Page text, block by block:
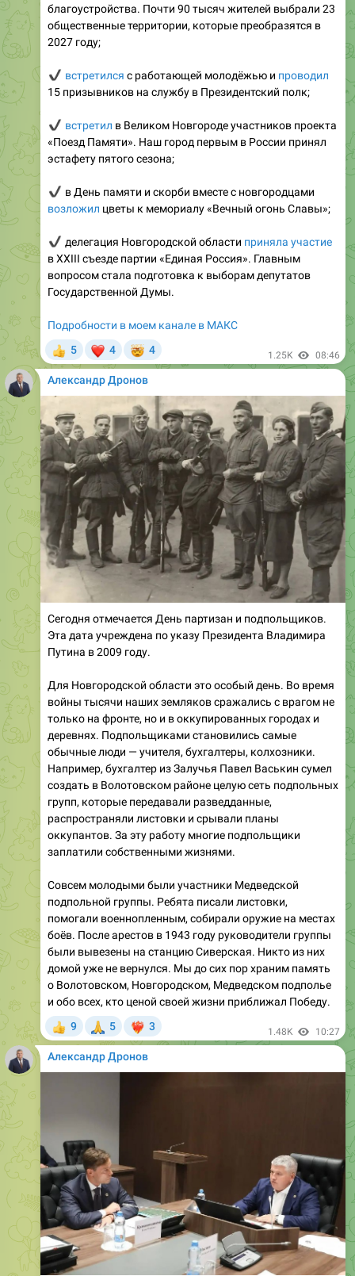
2027 году;
встретился
встретилв Великом Новгороде участников проекта
эстафету пятого сезона;
в День памяти и скорби вместе с новгородцами
делегация Новгородской областиприняла участие
вопросом стала подготовка к выборам депутатов
Государственной Думы.
Подробности в моем канале в МАКС
🤯
Александр Дронов
Сегодня отмечается День партизан и подпольщиков.
Эта дата учреждена по указу Президента Владимира
Путина в 2009 году.
Для Новгородской области это особый день. Во время
только на фронте, но и в оккупированных городах и
деревнях. Подпольщиками становились самые
обычные люди — учителя, бухгалтеры, колхозники.
Например, бухгалтер из Залучья Павел Васькин сумел
создать в Волотовском районе целую сеть подпольных
групп, которые передавали разведданные,
распространяли листовки и срывали планы
оккупантов. За эту работу многие подпольщики
заплатили собственными жизнями.
Совсем молодыми были участники Медведской
помогали военнопленным, собирали оружие на местах
боёв. После арестов в 1943 году руководители группы
были вывезены на станцию Сиверская. Никто из них
домой уже не вернулся. Мы до сих пор храним память
о Волотовском, Новгородском, Медведском подполье
и обо всех, кто ценой своей жизни приближал Победу.
9 5
❤‍🔥
3 1.48K 10:27
Александр Дронов